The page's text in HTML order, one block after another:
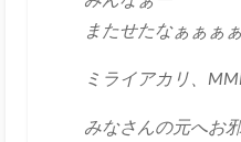
またせたなぁぁぁ
ミライアカリ、